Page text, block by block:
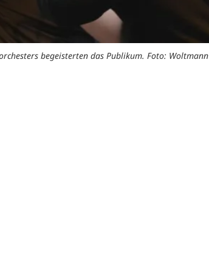
begeisterten das Publikum. Foto: Woltmann